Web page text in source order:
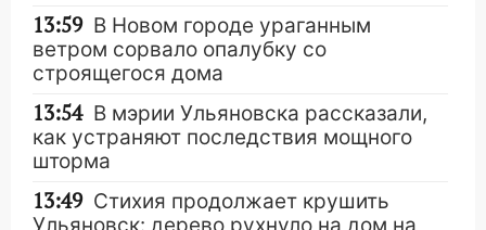
13:59 В Новом городе ураганным
ветром сорвало опалубку со
строящегося дома
13:54 В мэрии Ульяновска рассказали,
как устраняют последствия мощного
шторма
13:49 Стихия продолжает крушить